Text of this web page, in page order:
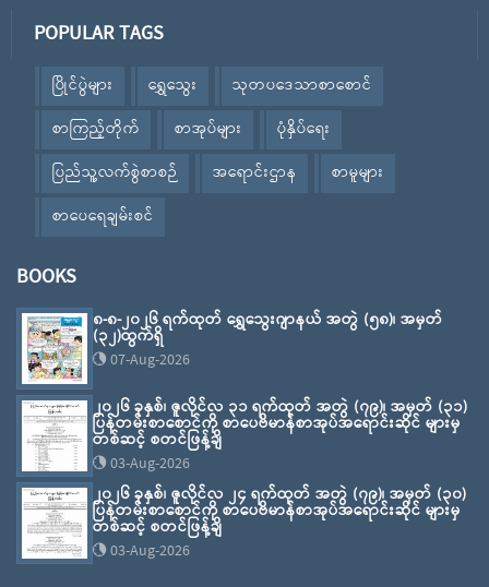
POPULAR TAGS
ပြိုင်ပွဲများ ရွှေသွေး
သုတပဒေသာစာစောင်
စာကြည့်တိုက်
စာအုပ်များ
ပုံနှိပ်ရေး
ပြည်သူ့လက်စွဲစာစဉ်
အရောင်းဌာန
စာမူများ
စာပေရေချမ်းစင်
BOOKS
၈-၈-၂၀၂၆ ရက်ထုတ် ရွှေသွေးဂျာနယ် အတွဲ (၅၈)၊ အမှတ်
(၃၂)ထွက်ရှိ
07-Aug-2026
၂၀၂၆ ခုနှစ်၊ ဇူလိုင်လ ၃၁ ရက်ထုတ် အတွဲ (၇၉)၊ အမှတ် (၃၁)
ပြန်တမ်းစာစောင်ကို စာပေဗိမာန်စာအုပ်အရောင်းဆိုင် များမှ
တစ်ဆင့် စတင်ဖြန့်ချိ
03-Aug-2026
၂၀၂၆ ခုနှစ်၊ ဇူလိုင်လ ၂၄ ရက်ထုတ် အတွဲ (၇၉)၊ အမှတ် (၃၀)
ပြန်တမ်းစာစောင်ကို စာပေဗိမာန်စာအုပ်အရောင်းဆိုင် များမှ
တစ်ဆင့် စတင်ဖြန့်ချိ
03-Aug-2026